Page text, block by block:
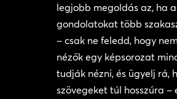
legjobb megoldás az, ha
gondolatokat több
– csak ne feledd, hogy
nézők egy képsorozat
tudják nézni, és ügyelj rá,
szövegeket túl hosszúra –